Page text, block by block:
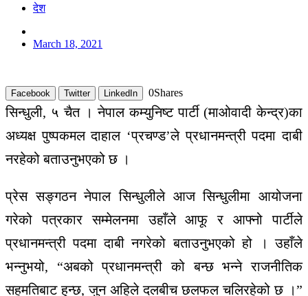
देश
March 18, 2021
Facebook Twitter LinkedIn 0Shares
सिन्धुली, ५ चैत । नेपाल कम्युनिष्ट पार्टी (माओवादी केन्द्र)का
अध्यक्ष पुष्पकमल दाहाल ‘प्रचण्ड’ले प्रधानमन्त्री पदमा दाबी
नरहेको बताउनुभएको छ ।
प्रेस सङ्गठन नेपाल सिन्धुलीले आज सिन्धुलीमा आयोजना
गरेको पत्रकार सम्मेलनमा उहाँले आफू र आफ्नो पार्टीले
प्रधानमन्त्री पदमा दाबी नगरेको बताउनुभएको हो । उहाँले
भन्नुभयो, “अबको प्रधानमन्त्री को बन्छ भन्ने राजनीतिक
सहमतिबाट हुन्छ, जुन अहिले दलबीच छलफल चलिरहेको छ ।”